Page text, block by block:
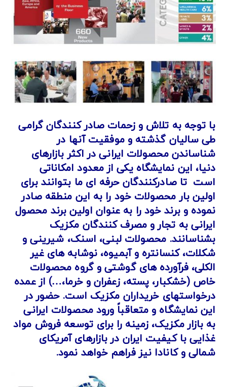
با توجه به تلاش و زحمات صادر کنندگان گرامی
طی سالیان گذشته و موفقیت آنها در
شناساندن محصولات ایرانی در اکثر بازارهای
دنیا، این نمایشگاه یکی از معدود امکاناتی
است تا صادرکنندگان حرفه ای ما بتوانند برای
اولین بار محصولات خود را به این منطقه صادر
نموده و برند خود را به عنوان اولین برند محصول
ایرانی به تجار و مصرف کنندگان مکزیک
بشناسانند. محصولات لبنی، اسنک، شیرینی و
شکلات، کنسانتره و آبمیوه، نوشابه های غیر
الکلی، فرآورده های گوشتی و گروه محصولات
خاص (خشکبار، پسته، زعفران و خرما،…) از عمده
درخواستهای خریداران مکزیک است. حضور در
این نمایشگاه و متعاقباً ورود محصولات ایرانی
به بازار مکزیک، زمینه را برای توسعه فروش مواد
غذایی با کیفیت ایران در بازارهای آمریکای
شمالی و کانادا نیز فراهم خواهد نمود.